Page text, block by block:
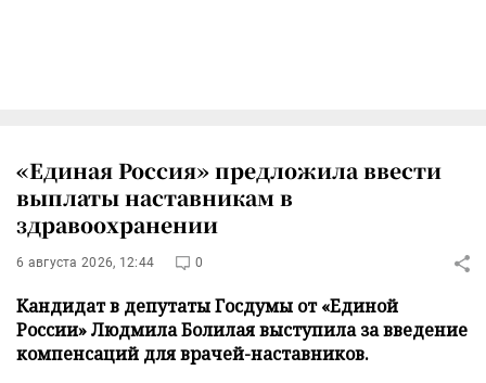
«Единая Россия» предложила ввести
выплаты наставникам в
здравоохранении
6 августа 2026, 12:44 0
Кандидат в депутаты Госдумы от «Единой
России» Людмила Болилая выступила за введение
компенсаций для врачей-наставников.